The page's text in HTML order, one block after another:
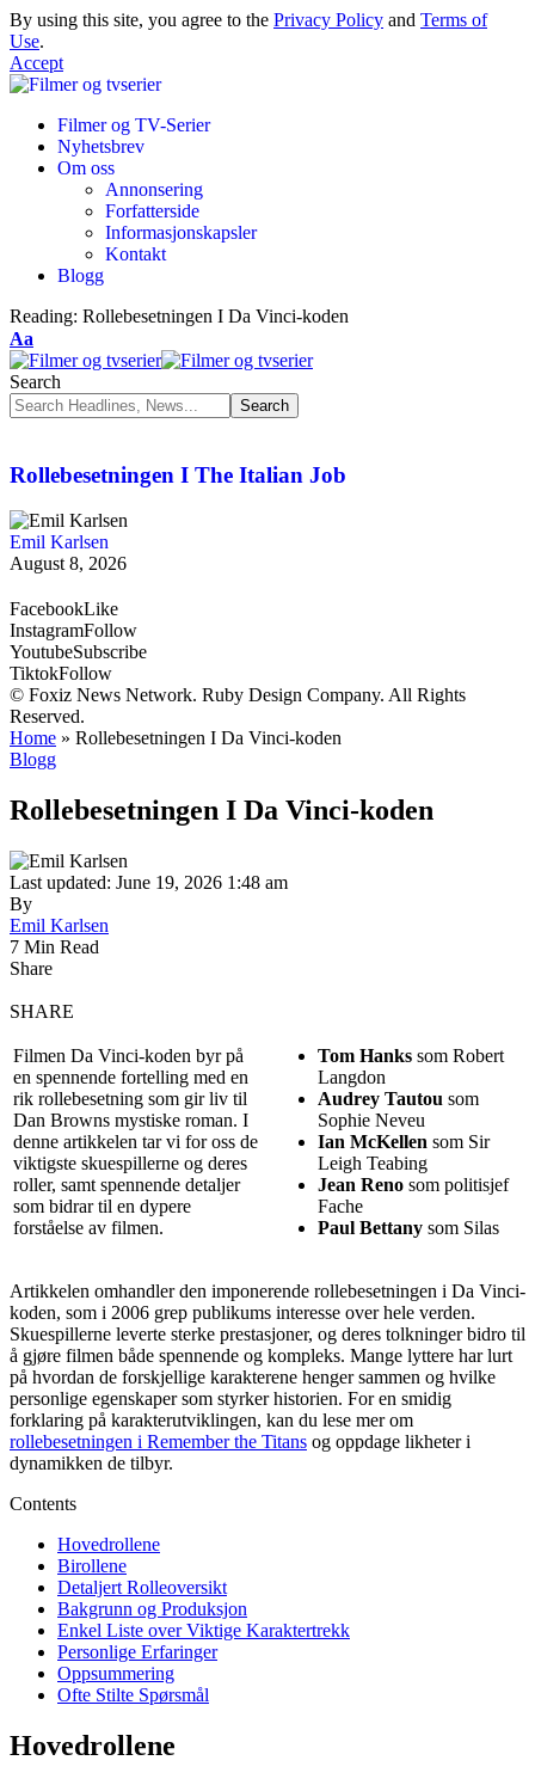
By using this site, you agree to the Privacy Policy and Terms of
Use.
Accept
Filmer og TV-Serier
Nyhetsbrev
Om oss
Annonsering
Forfatterside
Informasjonskapsler
Kontakt
Blogg
Reading: Rollebesetningen I Da Vinci-koden
Aa
Search
Rollebesetningen I The Italian Job
Emil Karlsen
August 8, 2026
FacebookLike
InstagramFollow
YoutubeSubscribe
TiktokFollow
© Foxiz News Network. Ruby Design Company. All Rights
Reserved.
Home » Rollebesetningen I Da Vinci-koden
Blogg
Rollebesetningen I Da Vinci-koden
Last updated: June 19, 2026 1:48 am
By
Emil Karlsen
7 Min Read
Share
SHARE
Filmen Da Vinci-koden byr på
en spennende fortelling med en
rik rollebesetning som gir liv til
Dan Browns mystiske roman. I
denne artikkelen tar vi for oss de
viktigste skuespillerne og deres
roller, samt spennende detaljer
som bidrar til en dypere
forståelse av filmen.
Tom Hanks som Robert
Langdon
Audrey Tautou som
Sophie Neveu
Ian McKellen som Sir
Leigh Teabing
Jean Reno som politisjef
Fache
Paul Bettany som Silas
Artikkelen omhandler den imponerende rollebesetningen i Da Vinci-
koden, som i 2006 grep publikums interesse over hele verden.
Skuespillerne leverte sterke prestasjoner, og deres tolkninger bidro til
å gjøre filmen både spennende og kompleks. Mange lyttere har lurt
på hvordan de forskjellige karakterene henger sammen og hvilke
personlige egenskaper som styrker historien. For en smidig
forklaring på karakterutviklingen, kan du lese mer om
rollebesetningen i Remember the Titans og oppdage likheter i
dynamikken de tilbyr.
Contents
Hovedrollene
Birollene
Detaljert Rolleoversikt
Bakgrunn og Produksjon
Enkel Liste over Viktige Karaktertrekk
Personlige Erfaringer
Oppsummering
Ofte Stilte Spørsmål
Hovedrollene